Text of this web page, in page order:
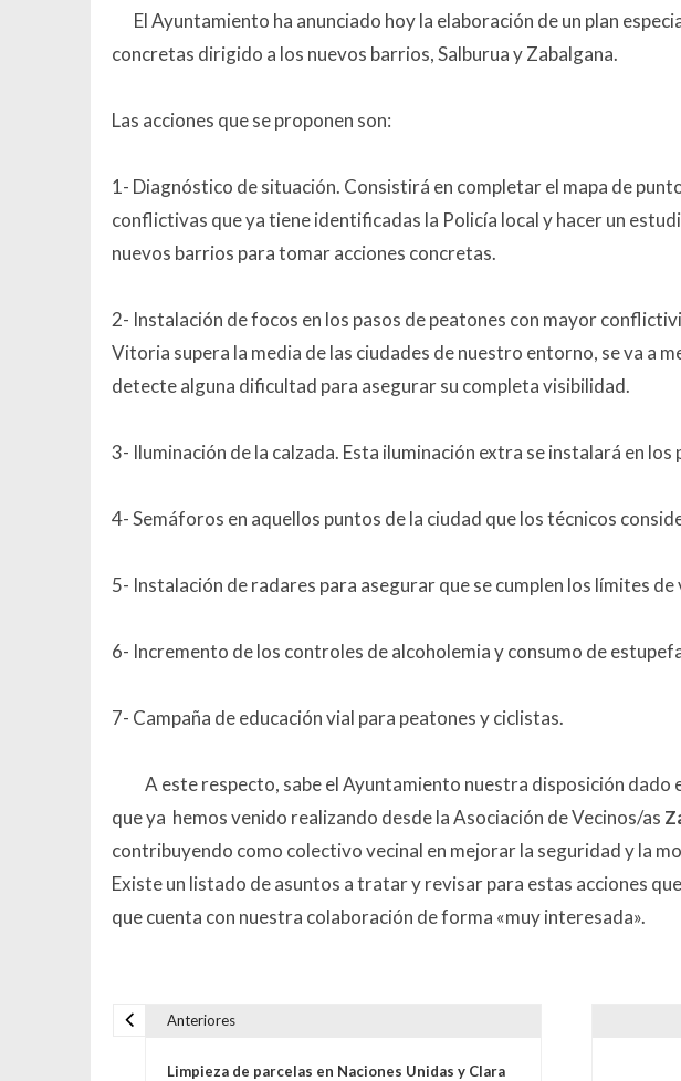
El Ayuntamiento ha anunciado hoy la elaboración de un plan
concretas dirigido a los nuevos barrios, Salburua y Zabalgana.
Las acciones que se proponen son:
1- Diagnóstico de situación. Consistirá en completar el mapa de
conflictivas que ya tiene identificadas la Policía local y hacer un
nuevos barrios para tomar acciones concretas.
2- Instalación de focos en los pasos de peatones con mayor
Vitoria supera la media de las ciudades de nuestro entorno, se va a
detecte alguna dificultad para asegurar su completa visibilidad.
3- Iluminación de la calzada. Esta iluminación extra se instalará en
4- Semáforos en aquellos puntos de la ciudad que los técnicos
5- Instalación de radares para asegurar que se cumplen los límites de
6- Incremento de los controles de alcoholemia y consumo de
7- Campaña de educación vial para peatones y ciclistas.
A este respecto, sabe el Ayuntamiento nuestra disposición
que ya hemos venido realizando desde la Asociación de Vecinos/as
contribuyendo como colectivo vecinal en mejorar la seguridad y la
Existe un listado de asuntos a tratar y revisar para estas acciones
que cuenta con nuestra colaboración de forma «muy interesada».
Anteriores
Limpieza de parcelas en Naciones Unidas y Clara